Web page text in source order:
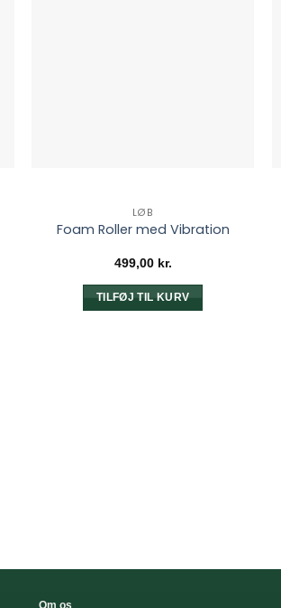
LØB
Foam Roller med Vibration
499,00 kr.
TILFØJ TIL KURV